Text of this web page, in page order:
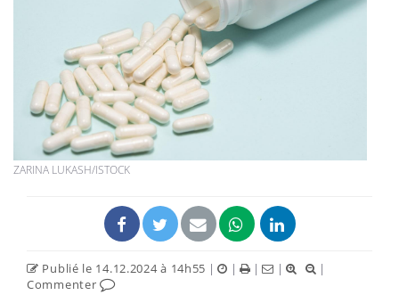
ZARINA LUKASH/ISTOCK
Publié le 14.12.2024 à 14h55 | | | |
|
Commenter